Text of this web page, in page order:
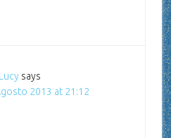
says
2013 at 21:12